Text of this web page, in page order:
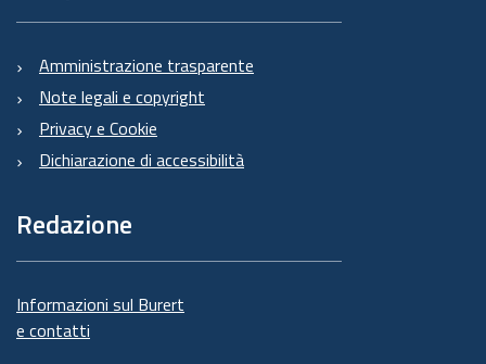
Amministrazione trasparente
Note legali e copyright
Privacy e Cookie
Dichiarazione di accessibilità
Redazione
Informazioni sul Burert
e contatti